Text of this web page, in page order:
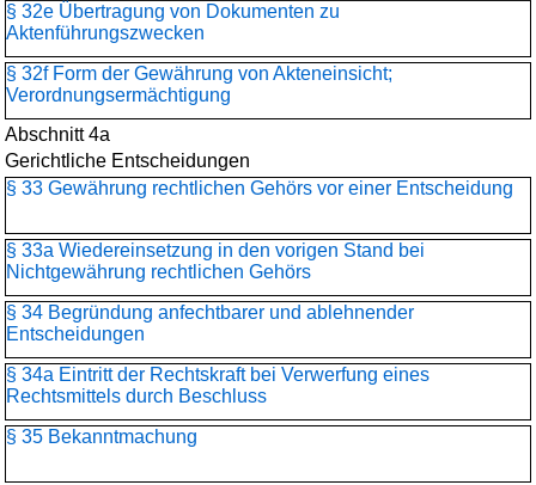
§ 32e Übertragung von Dokumenten zu
Aktenführungszwecken
§ 32f Form der Gewährung von Akteneinsicht;
Verordnungsermächtigung
Abschnitt 4a
Gerichtliche Entscheidungen
§ 33 Gewährung rechtlichen Gehörs vor einer Entscheidung
§ 33a Wiedereinsetzung in den vorigen Stand bei
Nichtgewährung rechtlichen Gehörs
§ 34 Begründung anfechtbarer und ablehnender
Entscheidungen
§ 34a Eintritt der Rechtskraft bei Verwerfung eines
Rechtsmittels durch Beschluss
§ 35 Bekanntmachung